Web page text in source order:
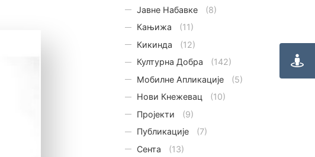
Јавне Набавке
(8)
Кањижа
(11)
Кикинда
(12)
Културна Добра
(142)
Мобилне Апликације
(5)
Нови Кнежевац
(10)
Пројекти
(9)
Публикације
(7)
Сента
(13)